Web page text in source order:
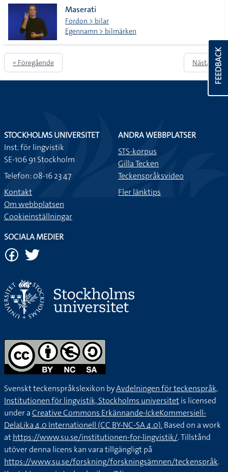
Maserati
Fordon > bilar
Egennamn > bilmärken
« Föregående Nästa » FEEDBACK
STOCKHOLMS UNIVERSITET
Inst. för lingvistik
SE-106 91 Stockholm
Telefon: 08-16 23 47
Kontakt
Om webbplatsen
Cookieinställningar
ANDRA WEBBPLATSER
STS-korpus
Gilla Tecken
Teckenspråksvideo
Fler länktips
SOCIALA MEDIER
Svenskt teckenspråkslexikon byAvdelningen för teckenspråk,
Institutionen för lingvistik, Stockholms universitetis licensed
under aCreative Commons Erkännande-IckeKommersiell-
DelaLika 4.0 Internationell (CC BY-NC-SA 4.0).Based on a work
athttps://www.su.se/institutionen-for-lingvistik/. Tillstånd
utöver denna licens kan vara tillgängligt på
https://www.su.se/forskning/forskningsämnen/teckenspråk.